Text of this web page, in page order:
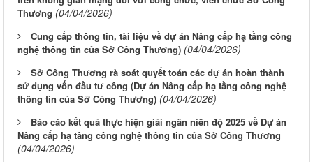
Thương (04/04/2026)
Cung cấp thông tin, tài liệu về dự án Nâng cấp hạ tầng công
nghệ thông tin của Sở Công Thương) (04/04/2026)
Sở Công Thương rà soát quyết toán các dự án hoàn thành
sử dụng vốn đầu tư công (Dự án Nâng cấp hạ tầng công nghệ
thông tin của Sở Công Thương) (04/04/2026)
Báo cáo kết quả thực hiện giải ngân niên độ 2025 về Dự án
Nâng cấp hạ tầng công nghệ thông tin của Sở Công Thương
(04/04/2026)